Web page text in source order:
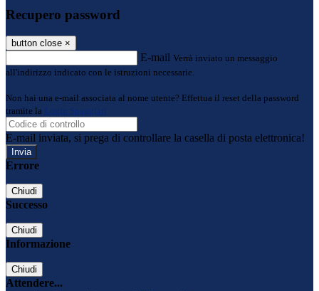
Recupero password
button close ×
E-mail Verrà inviato un messaggio
all'indirizzo indicato con le istruzioni necessarie.
Non hai una e-mail associata al nome utente? Effettua il reset della password
tramite la
Login Spaggiari
E-mail inviata, si prega di controllare la casella di posta elettronica!
Errore
Chiudi
Successo
Chiudi
Informazione
Chiudi
Attendere...